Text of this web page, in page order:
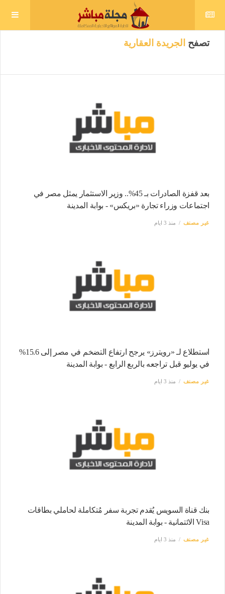
تصفح الجريدة العقارية
بعد قفزة الصادرات بـ 45%.. وزير الاستثمار يمثل مصر في
اجتماعات وزراء تجارة «بريكس» - بوابة المدينة
غير مصنف منذ 3 ايام
استطلاع لـ «رويترز» يرجح ارتفاع التضخم في مصر إلى 15.6%
في يوليو قبل تراجعه بالربع الرابع - بوابة المدينة
غير مصنف منذ 3 ايام
بنك قناة السويس يُقدم تجربة سفر مُتكاملة لحاملي بطاقات
Visa الائتمانية - بوابة المدينة
غير مصنف منذ 3 ايام